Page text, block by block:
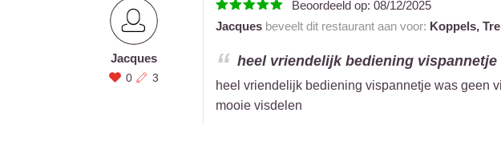
Jacques
0 3
Beoordeeld op: 08/12/2025
Jacquesbeveelt dit restaurant aan voor: Koppels,
heel vriendelijk bediening vispannetje
heel vriendelijk bediening vispannetje was geen
mooie visdelen